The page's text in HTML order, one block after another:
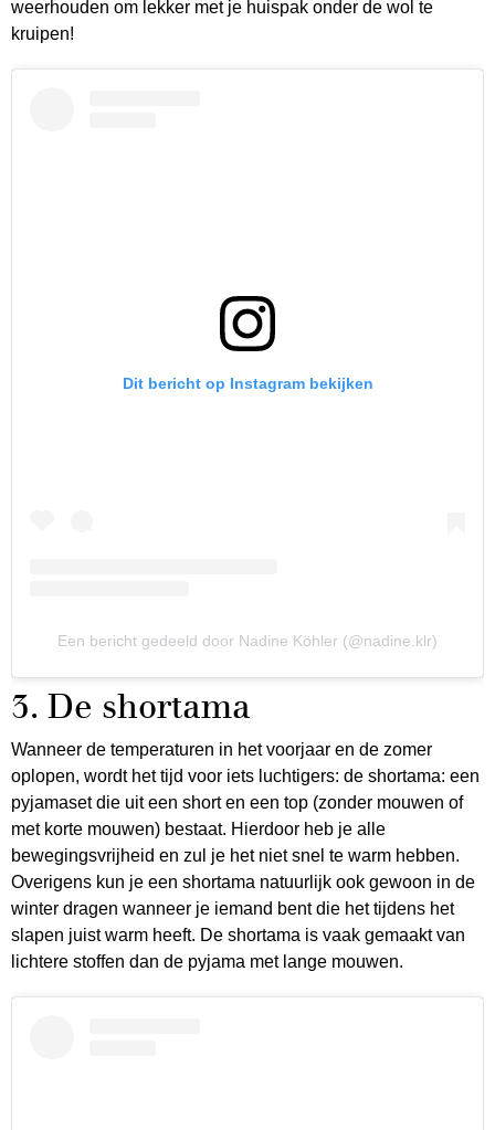
weerhouden om lekker met je huispak onder de wol te
kruipen!
Dit bericht op Instagram bekijken
Een bericht gedeeld door Nadine Köhler (@nadine.klr)
3. De shortama
Wanneer de temperaturen in het voorjaar en de zomer
oplopen, wordt het tijd voor iets luchtigers: de shortama: een
pyjamaset die uit een short en een top (zonder mouwen of
met korte mouwen) bestaat. Hierdoor heb je alle
bewegingsvrijheid en zul je het niet snel te warm hebben.
Overigens kun je een shortama natuurlijk ook gewoon in de
winter dragen wanneer je iemand bent die het tijdens het
slapen juist warm heeft. De shortama is vaak gemaakt van
lichtere stoffen dan de pyjama met lange mouwen.